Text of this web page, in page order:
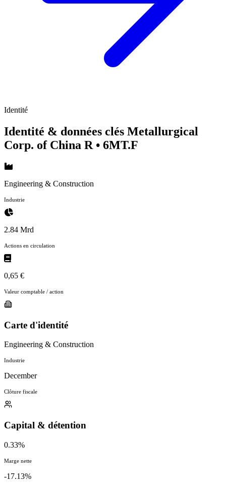
Identité
Identité & données clés Metallurgical
Corp. of China R • 6MT.F
Engineering & Construction
Industrie
2.84 Mrd
Actions en circulation
0,65 €
Valeur comptable / action
Carte d'identité
Engineering & Construction
Industrie
December
Clôture fiscale
Capital & détention
0.33%
Marge nette
-17.13%